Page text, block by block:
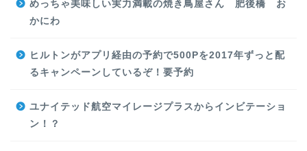
めっちゃ美味しい実力満載の焼き鳥屋さん 肥後橋 お
かにわ
ヒルトンがアプリ経由の予約で500Pを2017年ずっと配
るキャンペーンしているぞ！要予約
ユナイテッド航空マイレージプラスからインビテーショ
ン！？